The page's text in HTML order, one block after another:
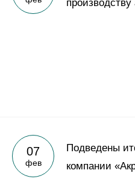
07
фев
Подведены
компании